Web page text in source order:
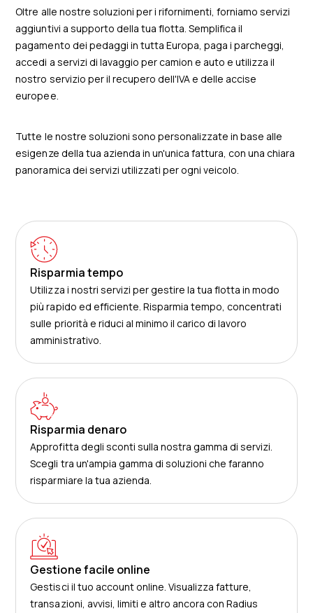
Oltre alle nostre soluzioni per i rifornimenti, forniamo servizi
aggiuntivi a supporto della tua flotta. Semplifica il
pagamento dei pedaggi in tutta Europa, paga i parcheggi,
accedi a servizi di lavaggio per camion e auto e utilizza il
nostro servizio per il recupero dell'IVA e delle accise
europee.
Tutte le nostre soluzioni sono personalizzate in base alle
esigenze della tua azienda in un'unica fattura, con una chiara
panoramica dei servizi utilizzati per ogni veicolo.
Risparmia tempo
Utilizza i nostri servizi per gestire la tua flotta in modo
più rapido ed efficiente. Risparmia tempo, concentrati
sulle priorità e riduci al minimo il carico di lavoro
amministrativo.
Risparmia denaro
Approfitta degli sconti sulla nostra gamma di servizi.
Scegli tra un'ampia gamma di soluzioni che faranno
risparmiare la tua azienda.
Gestione facile online
Gestisci il tuo account online. Visualizza fatture,
transazioni, avvisi, limiti e altro ancora con Radius